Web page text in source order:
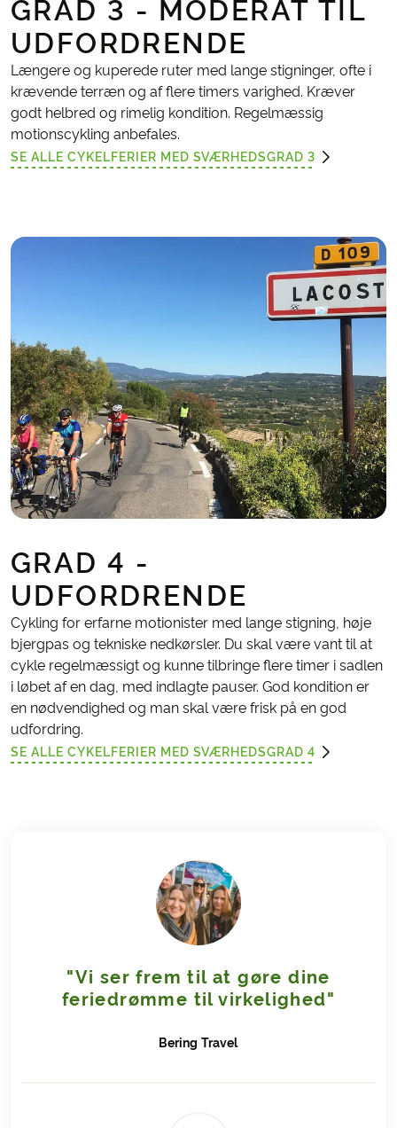
GRAD 3 - MODERAT TIL
UDFORDRENDE
Længere og kuperede ruter med lange stigninger, ofte i
krævende terræn og af flere timers varighed. Kræver
godt helbred og rimelig kondition. Regelmæssig
motionscykling anbefales.
SE ALLE CYKELFERIER MED SVÆRHEDSGRAD 3
GRAD 4 -
UDFORDRENDE
Cykling for erfarne motionister med lange stigning, høje
bjergpas og tekniske nedkørsler. Du skal være vant til at
cykle regelmæssigt og kunne tilbringe flere timer i sadlen
i løbet af en dag, med indlagte pauser. God kondition er
en nødvendighed og man skal være frisk på en god
udfordring.
SE ALLE CYKELFERIER MED SVÆRHEDSGRAD 4
"Vi ser frem til at gøre dine
feriedrømme til virkelighed"
Bering Travel